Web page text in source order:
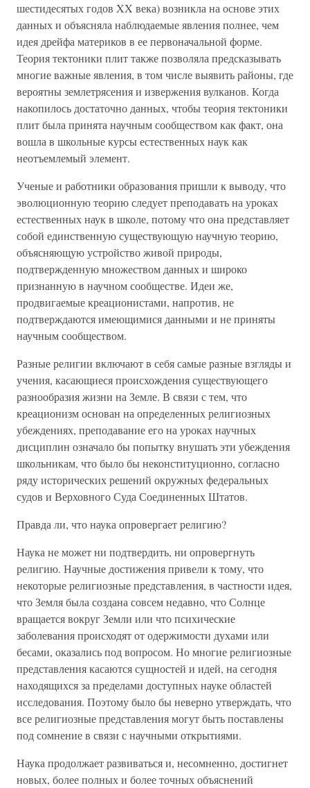
шестидесятых годов XX века) возникла на основе этих
данных и объясняла наблюдаемые явления полнее, чем
идея дрейфа материков в ее первоначальной форме.
Теория тектоники плит также позволяла предсказывать
многие важные явления, в том числе выявить районы, где
вероятны землетрясения и извержения вулканов. Когда
накопилось достаточно данных, чтобы теория тектоники
плит была принята научным сообществом как факт, она
вошла в школьные курсы естественных наук как
неотъемлемый элемент.
Ученые и работники образования пришли к выводу, что
эволюционную теорию следует преподавать на уроках
естественных наук в школе, потому что она представляет
собой единственную существующую научную теорию,
объясняющую устройство живой природы,
подтвержденную множеством данных и широко
признанную в научном сообществе. Идеи же,
продвигаемые креационистами, напротив, не
подтверждаются имеющимися данными и не приняты
научным сообществом.
Разные религии включают в себя самые разные взгляды и
учения, касающиеся происхождения существующего
разнообразия жизни на Земле. В связи с тем, что
креационизм основан на определенных религиозных
убеждениях, преподавание его на уроках научных
дисциплин означало бы попытку внушать эти убеждения
школьникам, что было бы неконституционно, согласно
ряду исторических решений окружных федеральных
судов и Верховного Суда Соединенных Штатов.
Правда ли, что наука опровергает религию?
Наука не может ни подтвердить, ни опровергнуть
религию. Научные достижения привели к тому, что
некоторые религиозные представления, в частности идея,
что Земля была создана совсем недавно, что Солнце
вращается вокруг Земли или что психические
заболевания происходят от одержимости духами или
бесами, оказались под вопросом. Но многие религиозные
представления касаются сущностей и идей, на сегодня
находящихся за пределами доступных науке областей
исследования. Поэтому было бы неверно утверждать, что
все религиозные представления могут быть поставлены
под сомнение в связи с научными открытиями.
Наука продолжает развиваться и, несомненно, достигнет
новых, более полных и более точных объяснений